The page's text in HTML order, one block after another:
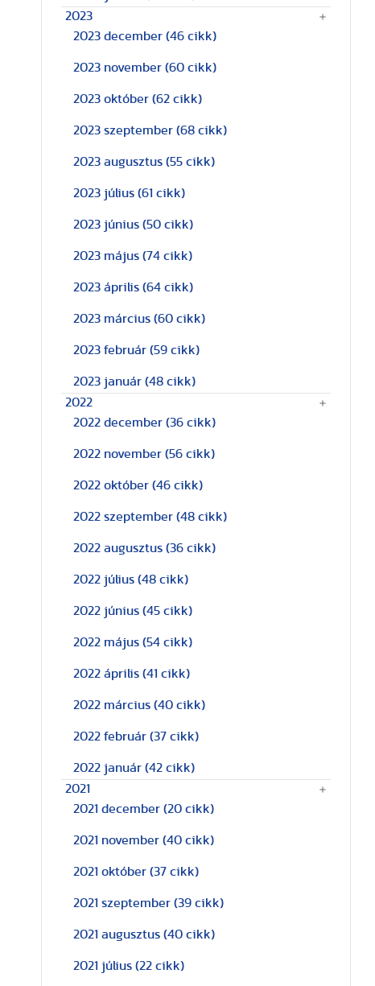
2023
2023 december (46 cikk)
2023 november (60 cikk)
2023 október (62 cikk)
2023 szeptember (68 cikk)
2023 augusztus (55 cikk)
2023 július (61 cikk)
2023 június (50 cikk)
2023 május (74 cikk)
2023 április (64 cikk)
2023 március (60 cikk)
2023 február (59 cikk)
2023 január (48 cikk)
2022
2022 december (36 cikk)
2022 november (56 cikk)
2022 október (46 cikk)
2022 szeptember (48 cikk)
2022 augusztus (36 cikk)
2022 július (48 cikk)
2022 június (45 cikk)
2022 május (54 cikk)
2022 április (41 cikk)
2022 március (40 cikk)
2022 február (37 cikk)
2022 január (42 cikk)
2021
2021 december (20 cikk)
2021 november (40 cikk)
2021 október (37 cikk)
2021 szeptember (39 cikk)
2021 augusztus (40 cikk)
2021 július (22 cikk)